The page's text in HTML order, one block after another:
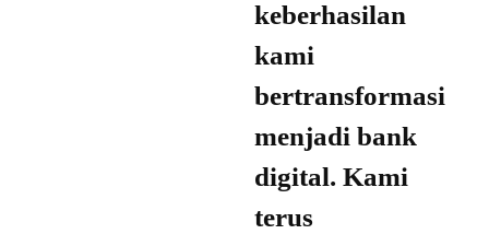
keberhasilan
kami
bertransformasi
menjadi bank
digital. Kami
terus